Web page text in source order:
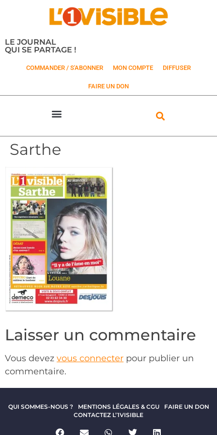
LE JOURNAL
QUI SE PARTAGE !
COMMANDER / S'ABONNER MON COMPTE DIFFUSER
FAIRE UN DON
Sarthe
Laisser un commentaire
Vous devez vous connecter pour publier un
commentaire.
QUI SOMMES-NOUS ? MENTIONS LÉGALES & CGU
FAIRE UN DON
CONTACTEZ L’1VISIBLE